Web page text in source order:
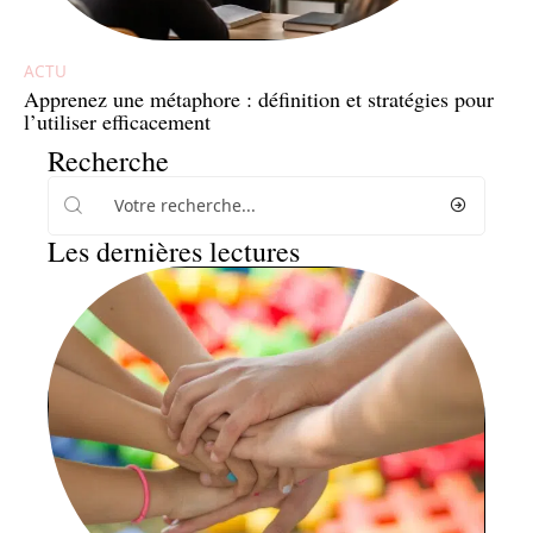
ACTU
Apprenez une métaphore : définition et stratégies pour
l’utiliser efficacement
Recherche
Les dernières lectures